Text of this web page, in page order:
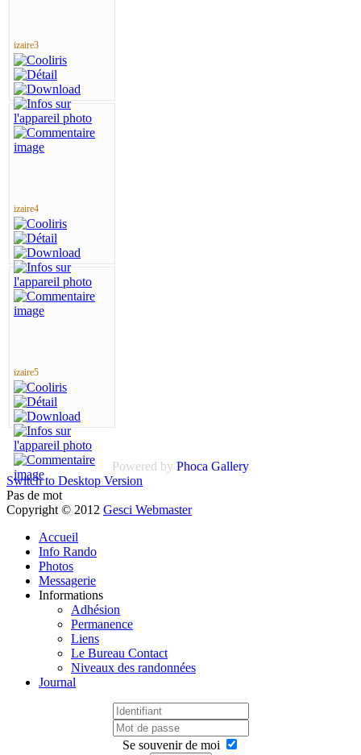
izaire3
izaire4
izaire5
Powered by Phoca Gallery
Switch to Desktop Version
Pas de mot
Copyright © 2012 Gesci Webmaster
Accueil
Info Rando
Photos
Messagerie
Informations
Adhésion
Permanence
Liens
Le Bureau Contact
Niveaux des randonnées
Journal
Se souvenir de moi